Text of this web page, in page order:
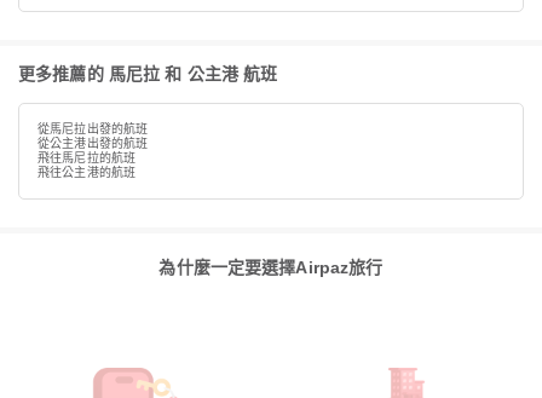
更多推薦的 馬尼拉 和 公主港 航班
從馬尼拉出發的航班
從公主港出發的航班
飛往馬尼拉的航班
飛往公主港的航班
為什麼一定要選擇Airpaz旅行